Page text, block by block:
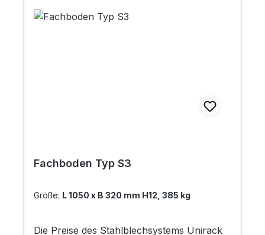
Gesamtlänge des Fachbodens eingesetzt.
Fachboden Typ S3
Größe: L 1050 x B 320 mm H12, 385 kg
Die Preise des Stahlblechsystems Unirack